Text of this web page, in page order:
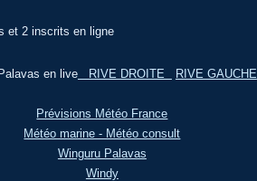
et 2 inscrits en ligne
en liveRIVE DROITE RIVE GAUCHE
Prévisions Météo France
Météo marine - Météo consult
Winguru Palavas
Windy